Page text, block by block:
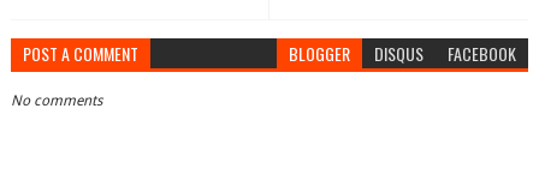
POST A COMMENT BLOGGER DISQUS FACEBOOK
No comments